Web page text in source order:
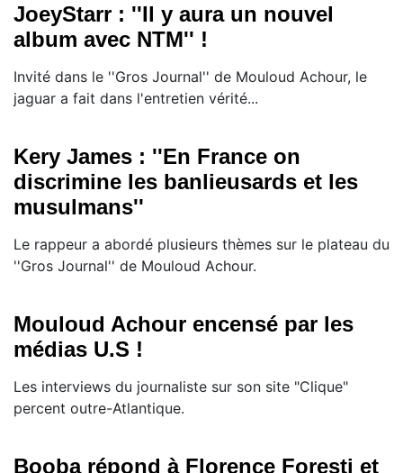
JoeyStarr : ''Il y aura un nouvel
album avec NTM'' !
Invité dans le ''Gros Journal'' de Mouloud Achour, le
jaguar a fait dans l'entretien vérité...
Kery James : ''En France on
discrimine les banlieusards et les
musulmans''
Le rappeur a abordé plusieurs thèmes sur le plateau du
''Gros Journal'' de Mouloud Achour.
Mouloud Achour encensé par les
médias U.S !
Les interviews du journaliste sur son site "Clique"
percent outre-Atlantique.
Booba répond à Florence Foresti et